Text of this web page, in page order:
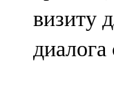
107,8
Теләче
визиту